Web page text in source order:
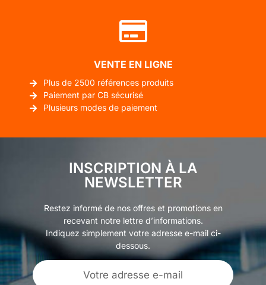
VENTE EN LIGNE
Plus de 2500 références produits
Paiement par CB sécurisé
Plusieurs modes de paiement
INSCRIPTION À LA
NEWSLETTER
Restez informé de nos offres et promotions en
recevant notre lettre d’informations.
Indiquez simplement votre adresse e-mail ci-
dessous.